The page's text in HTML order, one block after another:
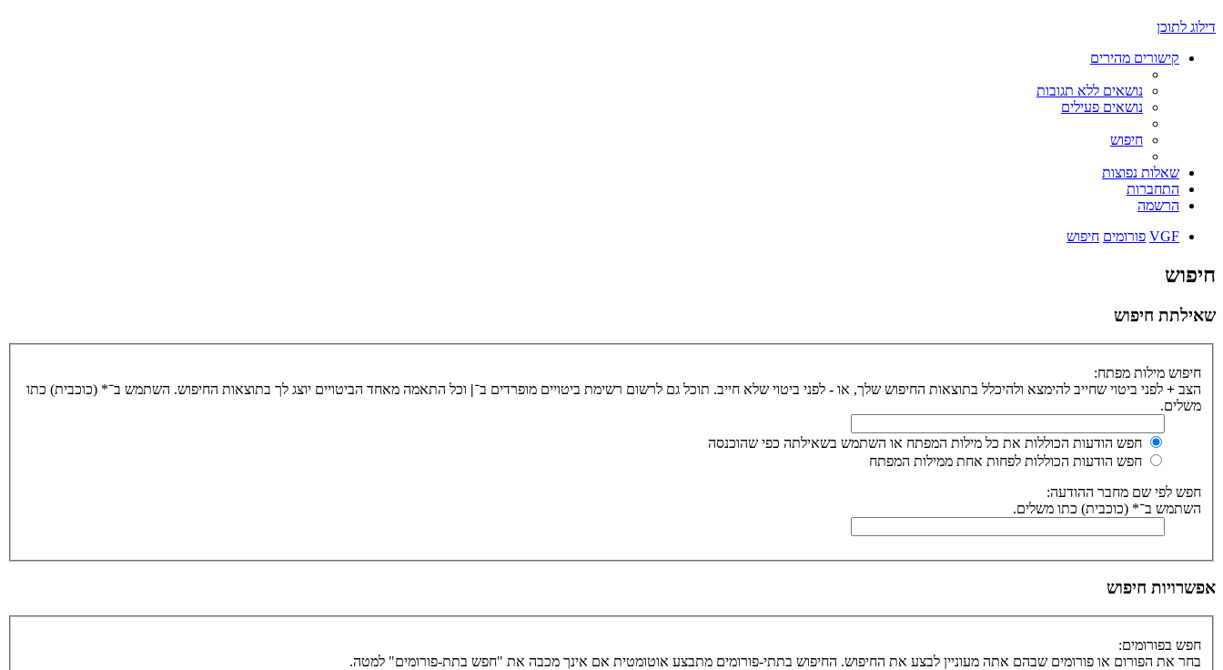
דילוג לתוכן
קישורים מהירים
נושאים ללא תגובות
נושאים פעילים
חיפוש
שאלות נפוצות
התחברות
הרשמה
VGF פורומים חיפוש
חיפוש
שאילתת חיפוש
חיפוש מילות מפתח:
הצב + לפני ביטוי שחייב להימצא ולהיכלל בתוצאות החיפוש שלך, או - לפני ביטוי שלא חייב. תוכל גם לרשום רשימת ביטויים מופרדים ב־| וכל התאמה מאחד הביטויים יוצג לך בתוצאות החיפוש. השתמש ב־* (כוכבית) כתו
משלים.
חפש הודעות הכוללות את כל מילות המפתח או השתמש בשאילתה כפי שהוכנסה
חפש הודעות הכוללות לפחות אחת ממילות המפתח
חפש לפי שם מחבר ההודעה:
השתמש ב־* (כוכבית) כתו משלים.
אפשרויות חיפוש
חפש בפורומים:
בחר את הפורום או פורומים שבהם אתה מעוניין לבצע את החיפוש. החיפוש בתתי-פורומים מתבצע אוטומטית אם אינך מכבה את "חפש בתת-פורומים" למטה.